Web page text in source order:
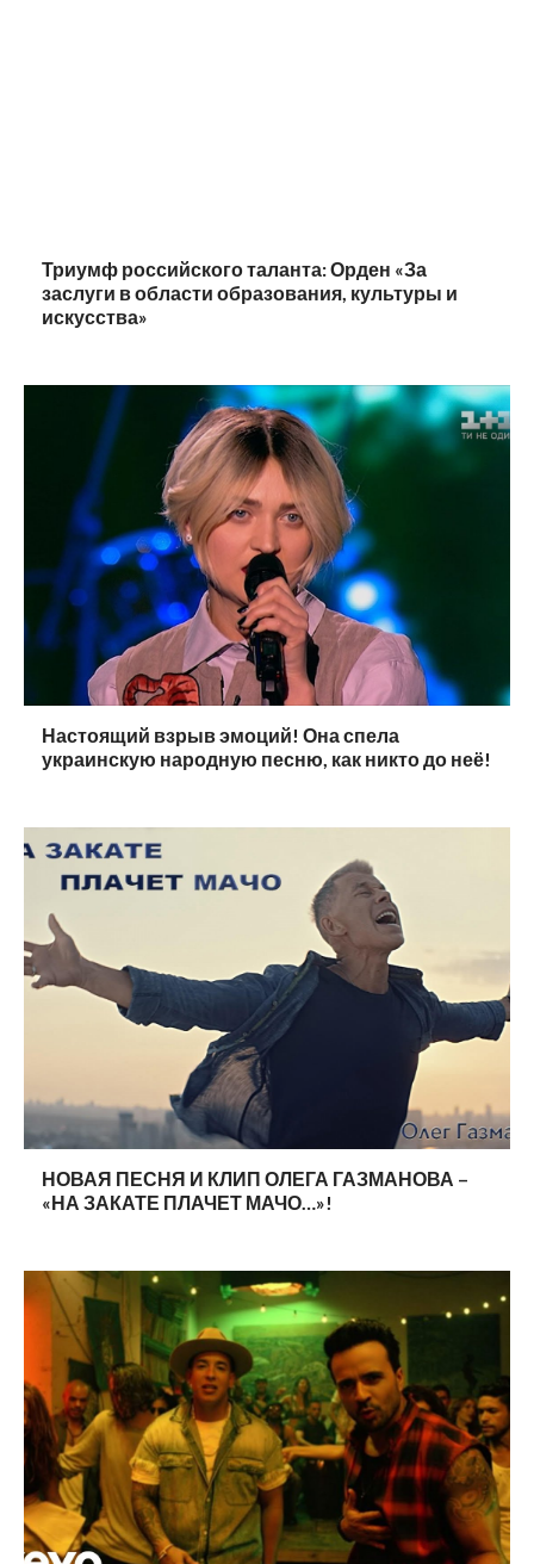
Триумф российского таланта: Орден «За
заслуги в области образования, культуры и
искусства»
Настоящий взрыв эмоций! Она спела
украинскую народную песню, как никто до неё!
НОВАЯ ПЕСНЯ И КЛИП ОЛЕГА ГАЗМАНОВА –
«НА ЗАКАТЕ ПЛАЧЕТ МАЧО…»!